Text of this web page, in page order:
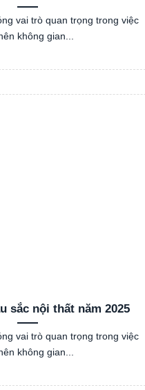
vai trò quan trọng trong việc
không gian...
sắc nội thất năm 2025
vai trò quan trọng trong việc
không gian...